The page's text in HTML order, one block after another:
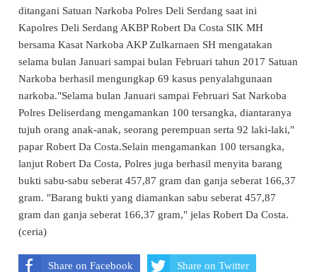
ditangani Satuan Narkoba Polres Deli Serdang saat ini
Kapolres Deli Serdang AKBP Robert Da Costa SIK MH
bersama Kasat Narkoba AKP Zulkarnaen SH mengatakan
selama bulan Januari sampai bulan Februari tahun 2017 Satuan
Narkoba berhasil mengungkap 69 kasus penyalahgunaan
narkoba."Selama bulan Januari sampai Februari Sat Narkoba
Polres Deliserdang mengamankan 100 tersangka, diantaranya
tujuh orang anak-anak, seorang perempuan serta 92 laki-laki,"
papar Robert Da Costa.Selain mengamankan 100 tersangka,
lanjut Robert Da Costa, Polres juga berhasil menyita barang
bukti sabu-sabu seberat 457,87 gram dan ganja seberat 166,37
gram. "Barang bukti yang diamankan sabu seberat 457,87
gram dan ganja seberat 166,37 gram," jelas Robert Da Costa.
(ceria)
Share on Facebook Share on Twitter